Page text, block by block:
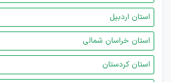
استان اردبیل
استان خراسان شمالی
استان کردستان